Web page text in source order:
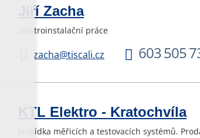
Jiří Zacha
elektroinstalační práce
zacha@tiscali.cz 603 505
KTL Elektro - Kratochvíla
Nabídka měřicích a testovacích systémů.